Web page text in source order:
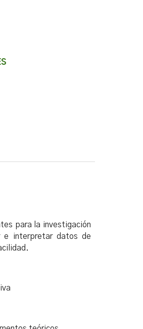
para la investigación
e interpretar datos de